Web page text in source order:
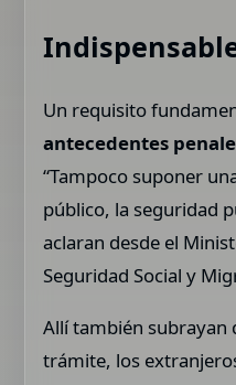
Un requisito
antecedentes
“Tampoco suponer
público, la seguridad
aclaran desde el
Seguridad Social y
Allí también subrayan
trámite, los